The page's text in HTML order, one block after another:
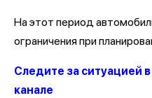
На этот период
ограничения при
Следите за ситуацией
канале